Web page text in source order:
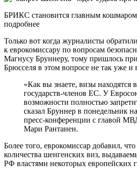
БРИКС становится главным
подробнее
Только вот когда журналисты
к еврокомиссару по вопросам
Магнусу Бруннеру, тому пришлось
Брюсселя в этом вопросе не так уже и
«Как вы знаете, визы находятся
государств-членов ЕС. У
возможности полностью
сказал Бруннер в понедельник
пресс-конференции с главой
Мари Рантанен.
Более того, еврокомиссар добавил,
количества шенгенских виз,
РФ властями некоторых европейских